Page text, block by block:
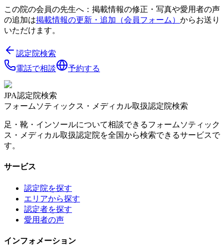
この院の会員の先生へ：掲載情報の修正・写真や愛用者の声
の追加は掲載情報の更新・追加（会員フォーム） からお送り
いただけます。
認定院検索
電話で相談
予約する
JPA認定院検索
フォームソティックス・メディカル取扱認定院検索
足・靴・インソールについて相談できるフォームソティック
ス・メディカル取扱認定院を全国から検索できるサービスで
す。
サービス
認定院を探す
エリアから探す
認定者を探す
愛用者の声
インフォメーション